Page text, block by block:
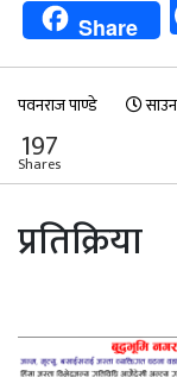
Share
पवनराज पाण्डे
197
Shares
प्रतिक्रिया